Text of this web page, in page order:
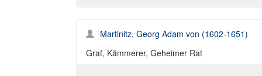
Martinitz, Georg Adam von (1602-1651)
Graf, Kämmerer, Geheimer Rat